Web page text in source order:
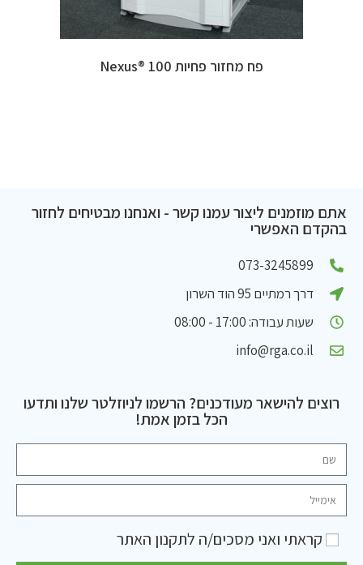
פח מחזור פחיות 100 ®Nexus
אתם מוזמנים ליצור עמנו קשר - ואנחנו מבטיחים לחזור
בהקדם האפשרי
073-3245899
דרך רמתיים 95 הוד השרון
שעות עבודה: 17:00 - 08:00
info@rga.co.il
רוצים להישאר מעודכנים? הרשמו לניוזלטר שלנו ותדעו
הכל בזמן אמת!
קראתי ואני מסכים/ה לתקנון האתר